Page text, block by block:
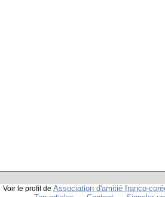
Voir le profil de Association d'amitié franco-